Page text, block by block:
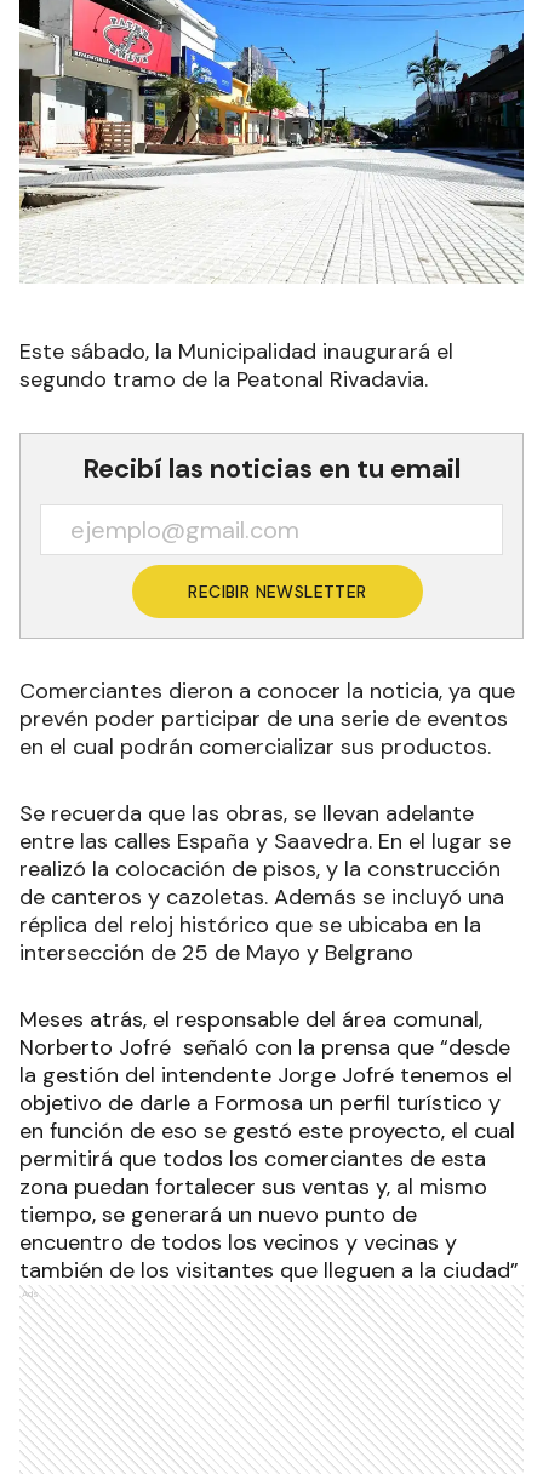
Este sábado, la Municipalidad inaugurará el
segundo tramo de la Peatonal Rivadavia.
Recibí las noticias en tu email
RECIBIR NEWSLETTER
Comerciantes dieron a conocer la noticia, ya que
prevén poder participar de una serie de eventos
en el cual podrán comercializar sus productos.
Se recuerda que las obras, se llevan adelante
entre las calles España y Saavedra. En el lugar se
realizó la colocación de pisos, y la construcción
de canteros y cazoletas. Además se incluyó una
réplica del reloj histórico que se ubicaba en la
intersección de 25 de Mayo y Belgrano
Meses atrás, el responsable del área comunal,
Norberto Jofré señaló con la prensa que “desde
la gestión del intendente Jorge Jofré tenemos el
objetivo de darle a Formosa un perfil turístico y
en función de eso se gestó este proyecto, el cual
permitirá que todos los comerciantes de esta
zona puedan fortalecer sus ventas y, al mismo
tiempo, se generará un nuevo punto de
encuentro de todos los vecinos y vecinas y
también de los visitantes que lleguen a la ciudad”
Ads